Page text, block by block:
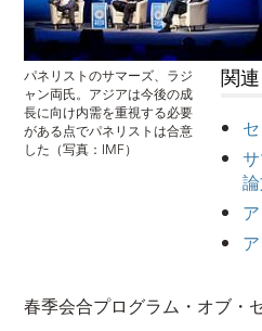
パネリストのサマーズ、ラジ
ャン両氏。アジアは今後の成
長に向け内需を重視する必要
がある点でパネリストは合意
した（写真：IMF）
関
春季会合プログラム・オブ・